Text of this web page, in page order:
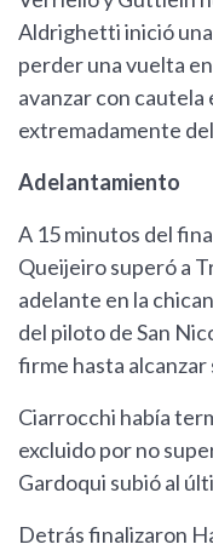
Aldrighetti inició
perder una vuelta
avanzar con cautela
extremadamente
Adelantamiento
A 15 minutos del
Queijeiro superó a
adelante en la
del piloto de San
firme hasta
Ciarrocchi había
excluido por no
Gardoqui subió al
Detrás finalizaron